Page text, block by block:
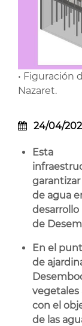
• Figuración
Nazaret.
24/04/
Esta
de agua
de
En el
de
vegetales
con el
de las